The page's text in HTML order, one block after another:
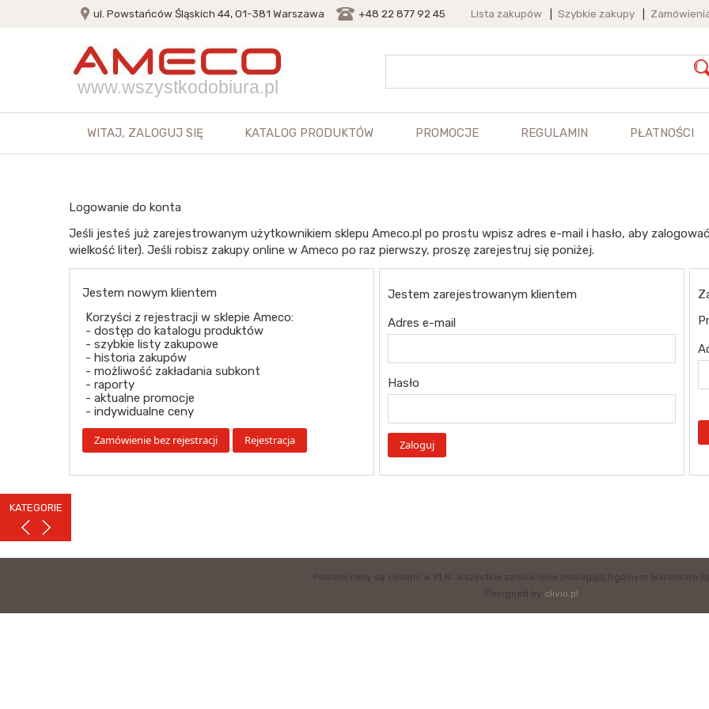
KATEGORIE
ul. Powstańców Śląskich 44, 01-381 Warszawa +48 22 877 92 45 Lista zakupów Szybkie zakupy
www.wszystkodobiura.pl
WITAJ, ZALOGUJ SIĘ KATALOG PRODUKTÓW PROMOCJE REGULAMIN PŁATNOŚCI
Logowanie do konta
Jeśli jesteś już zarejestrowanym użytkownikiem sklepu Ameco.pl po prostu wpisz adres e-mail i hasło, aby
wielkość liter). Jeśli robisz zakupy online w Ameco po raz pierwszy, proszę zarejestruj się poniżej.
Jestem nowym klientem
Korzyści z rejestracji w sklepie Ameco:
- dostęp do katalogu produktów
- szybkie listy zakupowe
- historia zakupów
- możliwość zakładania subkont
- raporty
- aktualne promocje
- indywidualne ceny
Jestem zarejestrowanym klientem
Adres e-mail
Hasło
Podane ceny są cenami w PLN. Wszystkie zamówienie podlegają Ogólnym Warunkom
Designed by clivio.pl